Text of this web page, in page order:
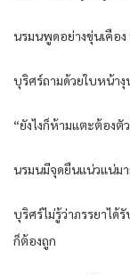
นรมนพูดอย่างขุ่นเคือง
บุริศร์ถามด้วยใบหน้างุ
“ยังไงก็ห้ามแตะต้องตั
นรมนมีจุดยืนแน่วแน่ม
บุริศร์ไม่รู้ว่าภรรยาได้
ก็ต้องถูก